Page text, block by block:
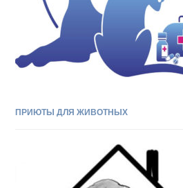
ПРИЮТЫ ДЛЯ ЖИВОТНЫХ